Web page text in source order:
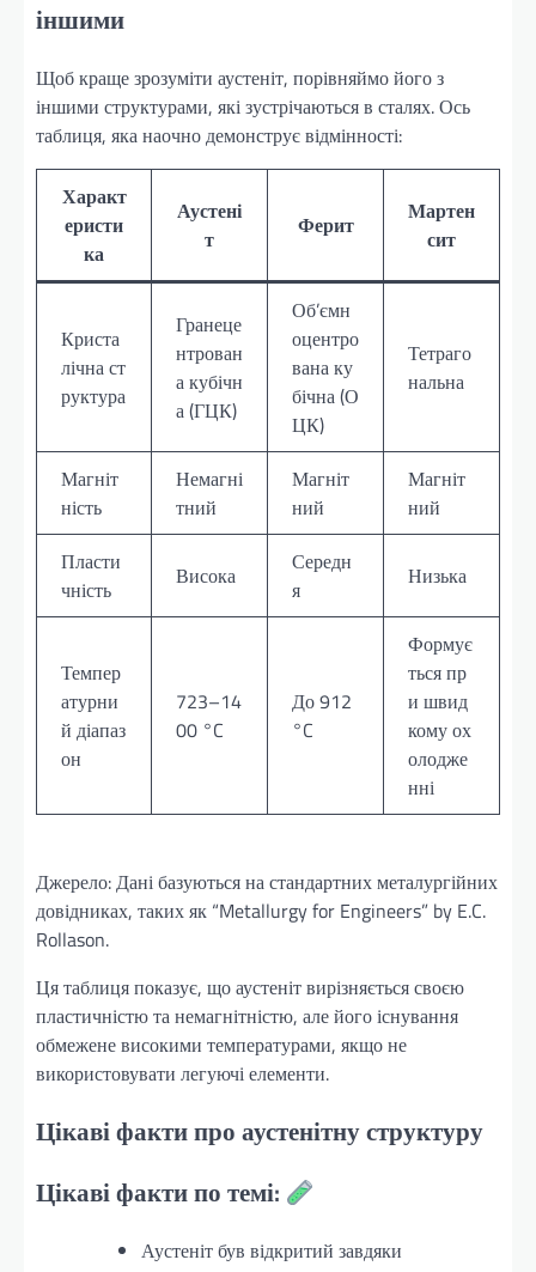
іншими
Щоб краще зрозуміти аустеніт, порівняймо його з
іншими структурами, які зустрічаються в сталях. Ось
таблиця, яка наочно демонструє відмінності:
Характ
еристи
ка
Аустені
т
Ферит
Мартен
сит
Криста
лічна ст
руктура
Гранеце
нтрован
а кубічн
а (ГЦК)
Об’ємн
оцентро
вана ку
бічна (О
ЦК)
Тетраго
нальна
Магніт
ність
Немагні
тний
Магніт
ний
Магніт
ний
Пласти
чність
Висока
Середн
я
Низька
Темпер
атурни
й діапаз
он
723–14
00 °C
До 912
°C
Формує
ться пр
и швид
кому ох
олодже
нні
Джерело: Дані базуються на стандартних металургійних
довідниках, таких як “Metallurgy for Engineers” by E.C.
Rollason.
Ця таблиця показує, що аустеніт вирізняється своєю
пластичністю та немагнітністю, але його існування
обмежене високими температурами, якщо не
використовувати легуючі елементи.
Цікаві факти про аустенітну структуру
Цікаві факти по темі:
Аустеніт був відкритий завдяки